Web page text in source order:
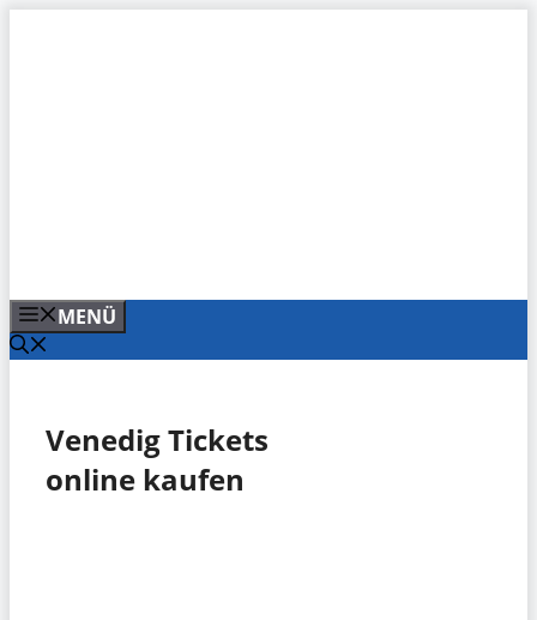
MENÜ
Venedig Tickets
online kaufen